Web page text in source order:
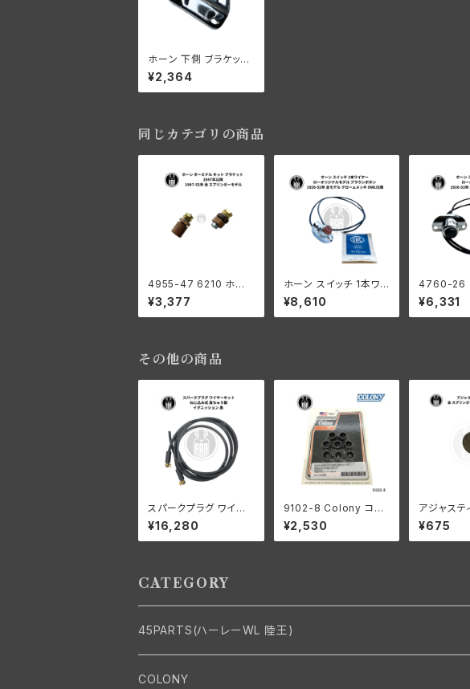
ホーン 下側 ブラケット1
936-1944年 クローム
メッキ
¥2,364
同じカテゴリの商品
4955-47 6210 ホー
ン ターミナル キット ブ
ラケット ハーレーダビッ
ドソン 1947年以降 19
¥3,377
ホーン スイッチ 1本ワイ
ヤー ローオリジナルモ
デル ブラウンボタン ハ
ーレーダビッドソン 192
¥8,610
4760-26
ホーン スイ
ヤー ローオ
デル ハー
¥6,331
その他の商品
スパークプラグ ワイヤ
ーキット ねじ込み式 真
ちゅう製 イグニッション
黒 ハーレーダビッドソ
¥16,280
9102-8 Colony コロ
ニー ブラック オキサイ
ド シリンダーベース ナ
ット セット ハーレーダビ
¥2,530
アジャステ
ャー ハーレ
ン 全スプリ
ル パーカ
¥675
CATEGORY
45PARTS(ハーレーWL 陸王)
エンジン
COLONY